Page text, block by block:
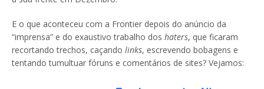
E o que aconteceu com a Frontier depois do anúncio da
“imprensa” e do exaustivo trabalho dos haters, que ficaram
recortando trechos, caçando links, escrevendo bobagens e
tentando tumultuar fóruns e comentários de sites? Vejamos: